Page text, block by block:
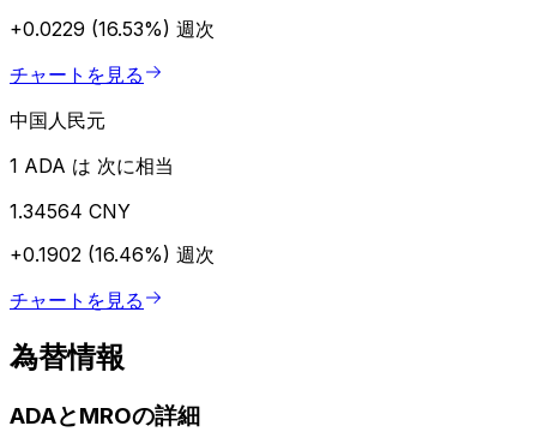
+0.0229 (16.53%) 週次
チャートを見る
中国人民元
1 ADA は 次に相当
1.34564 CNY
+0.1902 (16.46%) 週次
チャートを見る
為替情報
ADAとMROの詳細